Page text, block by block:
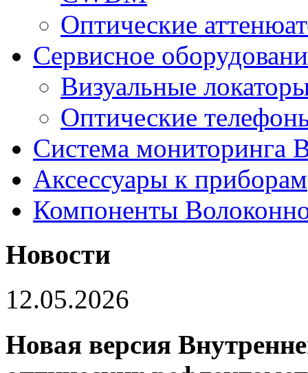
Оптические
Сервисное
Визуальные
Оптические
Система мониторинга
Аксессуары к приборам
Компоненты
Новости
12.05.2026
Новая версия